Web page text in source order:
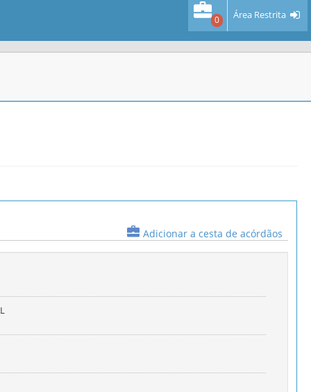
0 Área Restrita
Adicionar a cesta de acórdãos